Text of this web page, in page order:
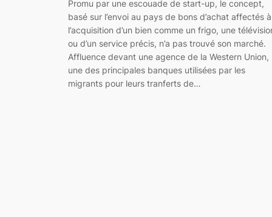
Promu par une escouade de start-up, le concept,
basé sur l’envoi au pays de bons d’achat affectés à
l’acquisition d’un bien comme un frigo, une
ou d’un service précis, n’a pas trouvé son marché.
Affluence devant une agence de la Western Union,
une des principales banques utilisées par les
migrants pour leurs tranferts de…